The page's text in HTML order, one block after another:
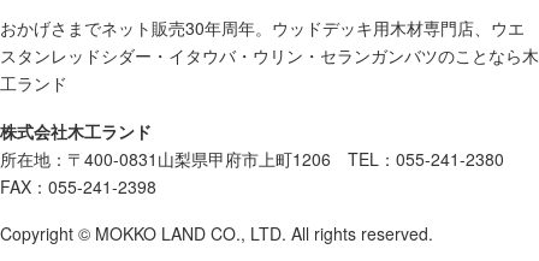
おかげさまでネット販売30年周年。ウッドデッキ用木材専門店、ウエ
スタンレッドシダー・イタウバ・ウリン・セランガンバツのことなら木
工ランド
株式会社木工ランド
所在地：〒400-0831山梨県甲府市上町1206 TEL：055-241-2380
FAX：055-241-2398
Copyright © MOKKO LAND CO., LTD. All rights reserved.